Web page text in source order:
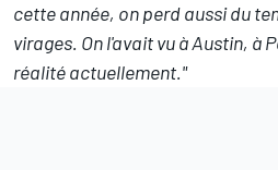
cette année, on perd aussi du
virages. On l'avait vu à Austin, à
réalité actuellement."